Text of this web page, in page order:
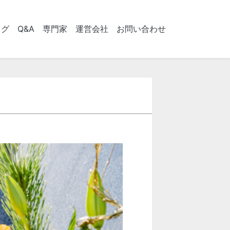
Q&A 専門家 運営会社 お問い合わせ